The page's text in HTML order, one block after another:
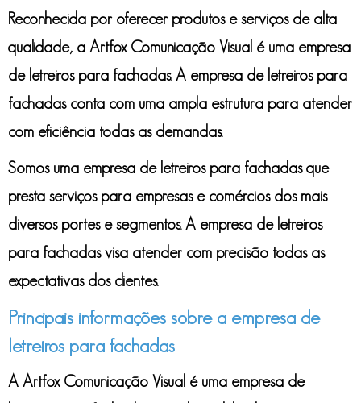
Reconhecida por oferecer produtos e serviços de alta
qualidade, a Artfox Comunicação Visual é uma empresa
de letreiros para fachadas. A empresa de letreiros para
fachadasconta com uma ampla estrutura para atender
com eficiência todas as demandas.
Somos uma empresa de letreiros para fachadasque
presta serviços para empresas e comércios dos mais
diversos portes e segmentos. A empresa de letreiros
para fachadasvisa atender com precisão todas as
expectativas dos clientes.
Principais informações sobre a empresa de
letreiros para fachadas
A Artfox Comunicação Visual é uma empresa de